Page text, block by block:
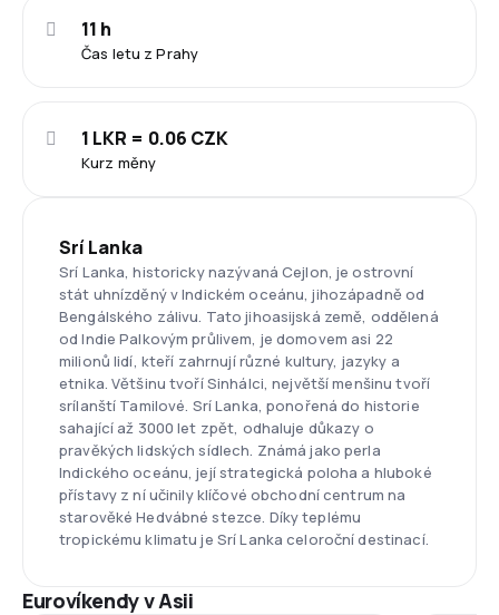
Čas letu z Prahy
11 h
Kurz měny
1 LKR = 0.06 CZK
Srí Lanka
Srí Lanka, historicky nazývaná Cejlon, je ostrovní
stát uhnízděný v Indickém oceánu, jihozápadně od
Bengálského zálivu. Tato jihoasijská země, oddělená
od Indie Palkovým průlivem, je domovem asi 22
milionů lidí, kteří zahrnují různé kultury, jazyky a
etnika. Většinu tvoří Sinhálci, největší menšinu tvoří
srílanští Tamilové. Srí Lanka, ponořená do historie
sahající až 3000 let zpět, odhaluje důkazy o
pravěkých lidských sídlech. Známá jako perla
Indického oceánu, její strategická poloha a hluboké
přístavy z ní učinily klíčové obchodní centrum na
starověké Hedvábné stezce. Díky teplému
tropickému klimatu je Srí Lanka celoroční destinací.
Eurovíkendy v Asii